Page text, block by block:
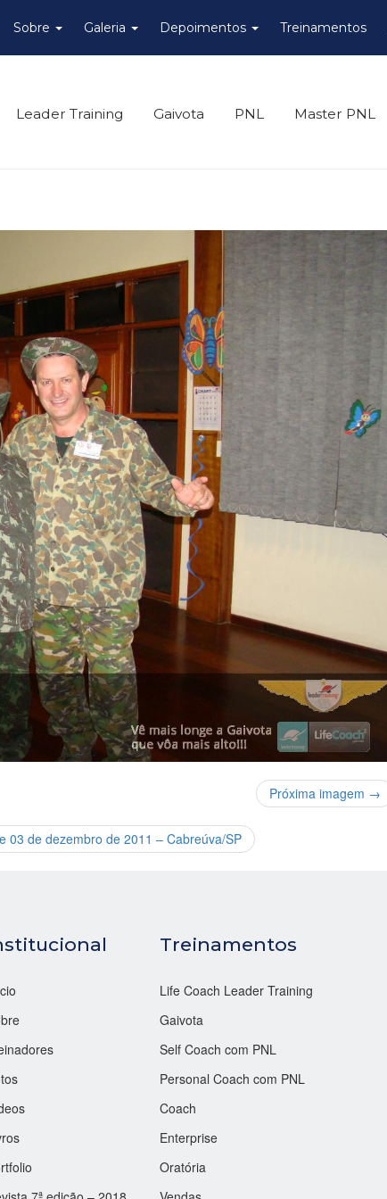
Sobre Galeria Depoimentos Treinamentos
Leader Training Gaivota PNL Master PNL
Próxima imagem →
03 de dezembro de 2011 – Cabreúva/SP
Treinamentos
Life Coach Leader Training
Gaivota
Self Coach com PNL
Personal Coach com PNL
Coach
Enterprise
Oratória